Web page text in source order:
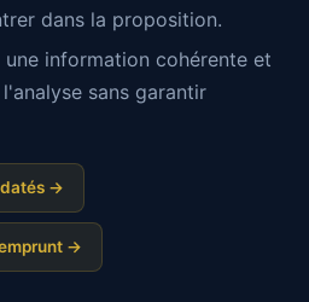
dans la proposition.
une information cohérente et
sans garantir
datés →
→